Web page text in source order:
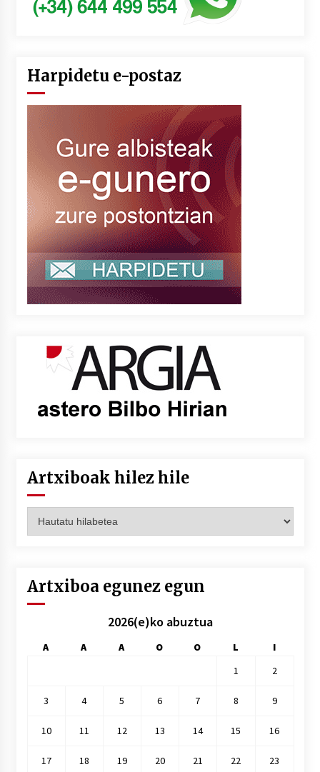
Harpidetu e-postaz
Artxiboak hilez hile
hilez
Artxiboa egunez egun
2026(e)ko abuztua
A A A O O L
I
1
2
3 4 5 6 7 8 9
10 11 12 13 14 15 16
17 18 19 20 21 22 23